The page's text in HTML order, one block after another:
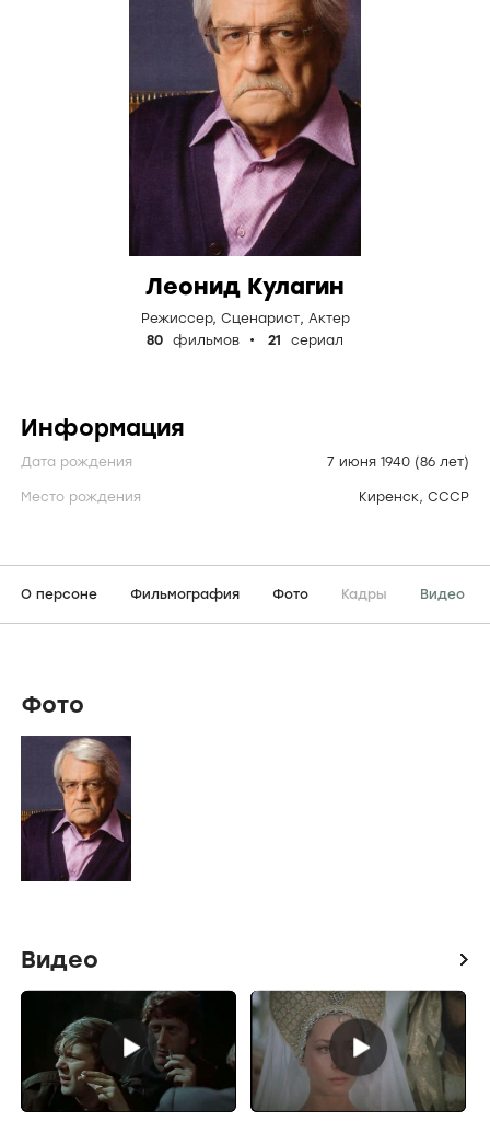
Леонид Кулагин
Режиссер, Сценарист, Актер
80
фильмов 21 сериал
Информация
Дата рождения 7 июня 1940 (86 лет)
Место рождения Киренск, СССР
О персоне Фильмография Фото Кадры Видео
Фото
Видео icon